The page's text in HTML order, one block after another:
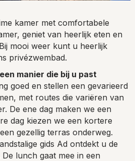
kamer met comfortabele
geniet van heerlijk eten en
mooi weer kunt u heerlijk
privézwembad.
manier die bij u past
goed en stellen een gevarieerd
met routes die variëren van
De ene dag maken we een
dag kiezen we een kortere
gezellig terras onderweg.
gids Ad ontdekt u de
lunch gaat mee in een